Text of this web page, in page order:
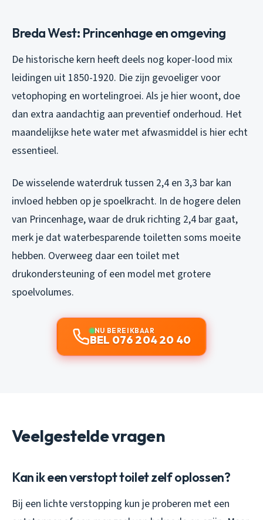
Breda West: Princenhage en omgeving
De historische kern heeft deels nog koper-lood mix
leidingen uit 1850-1920. Die zijn gevoeliger voor
vetophoping en wortelingroei. Als je hier woont, doe
dan extra aandachtig aan preventief onderhoud. Het
maandelijkse hete water met afwasmiddel is hier echt
essentieel.
De wisselende waterdruk tussen 2,4 en 3,3 bar kan
invloed hebben op je spoelkracht. In de hogere delen
van Princenhage, waar de druk richting 2,4 bar gaat,
merk je dat waterbesparende toiletten soms moeite
hebben. Overweeg daar een toilet met
drukondersteuning of een model met grotere
spoelvolumes.
NU BEREIKBAAR
BEL 076 204 20 40
Veelgestelde vragen
Kan ik een verstopt toilet zelf oplossen?
Bij een lichte verstopping kun je proberen met een